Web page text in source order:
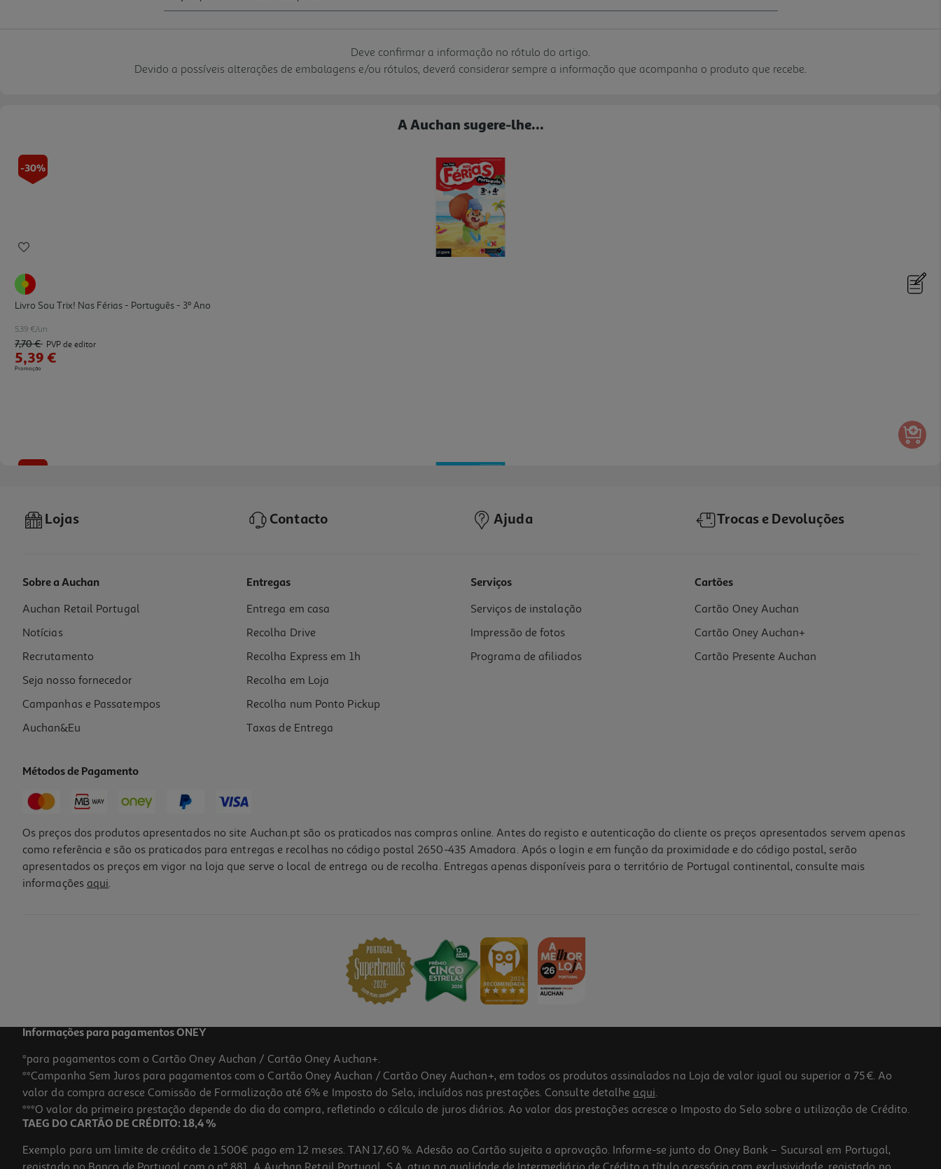
Deve confirmar a informação no rótulo do artigo.
Devido a possíveis alterações de embalagens e/ou rótulos, deverá considerar sempre a informação que acompanha o produto que recebe.
A Auchan sugere-lhe...
-30%
Livro Sou Trix! Nas Férias - Português - 3º Ano
5.39 €/un
7,70 € PVP de editor
5,39 €
Promoção
Livro Sou Trix! Nas Férias - Matemática - 3º Ano
5.39 €/un
5,39 €
-10%
-20%
Lojas Contacto Ajuda Trocas e Devoluções
Sobre a Auchan
Auchan Retail Portugal
Notícias
Recrutamento
Seja nosso fornecedor
Campanhas e Passatempos
Auchan&Eu
Entregas
Entrega em casa
Recolha Drive
Recolha Express em 1h
Recolha em Loja
Recolha num Ponto Pickup
Taxas de Entrega
Serviços
Serviços de instalação
Impressão de fotos
Programa de afiliados
Cartões
Cartão Oney Auchan
Cartão Oney Auchan+
Cartão Presente Auchan
Métodos de Pagamento
Os preços dos produtos apresentados no site Auchan.pt são os praticados nas compras online. Antes do registo e autenticação do cliente os preços apresentados servem apenas
como referência e são os praticados para entregas e recolhas no código postal 2650-435 Amadora. Após o login e em função da proximidade e do código postal, serão
apresentados os preços em vigor na loja que serve o local de entrega ou de recolha. Entregas apenas disponíveis para o território de Portugal continental, consulte mais
informações aqui.
Informações para pagamentos ONEY
*para pagamentos com o Cartão Oney Auchan / Cartão Oney Auchan+.
**Campanha Sem Juros para pagamentos com o Cartão Oney Auchan / Cartão Oney Auchan+, em todos os produtos assinalados na Loja de valor igual ou superior a 75€. Ao
valor da compra acresce Comissão de Formalização até 6% e Imposto do Selo, incluídos nas prestações. Consulte detalhe aqui.
***O valor da primeira prestação depende do dia da compra, refletindo o cálculo de juros diários. Ao valor das prestações acresce o Imposto do Selo sobre a utilização de Crédito.
TAEG DO CARTÃO DE CRÉDITO: 18,4 %
Exemplo para um limite de crédito de 1.500€ pago em 12 meses. TAN 17,60 %. Adesão ao Cartão sujeita a aprovação. Informe-se junto do Oney Bank – Sucursal em Portugal,